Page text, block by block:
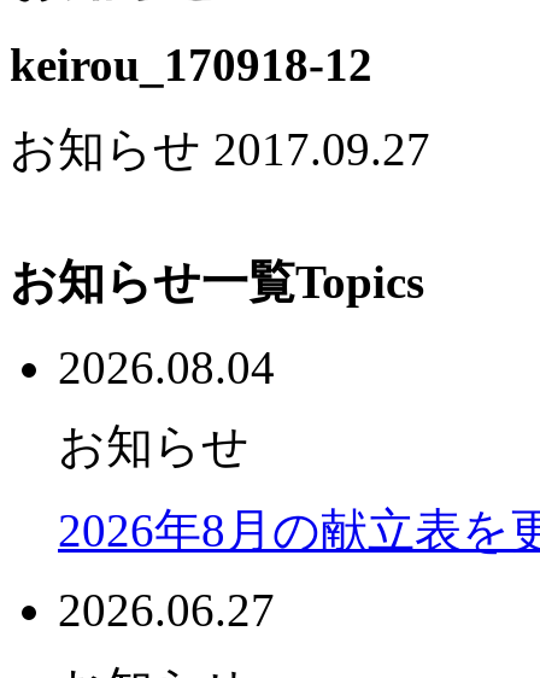
keirou_170918-12
お知らせ 2017.09.27
お知らせ一覧Topics
2026.08.04
お知らせ
2026年8月の献立表を
2026.06.27